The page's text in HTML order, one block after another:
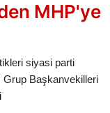
MHP'ye
siyasi parti
Grup Başkanvekilleri